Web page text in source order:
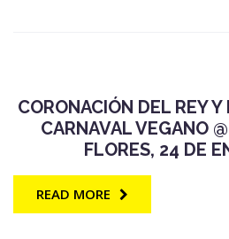
CORONACIÓN DEL REY
CARNAVAL VEGANO
FLORES, 24 DE
READ MORE